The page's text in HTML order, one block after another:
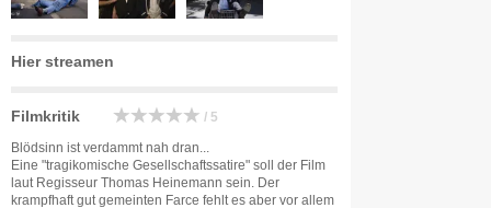
Hier streamen
Filmkritik / 5
Blödsinn ist verdammt nah dran...
Eine "tragikomische Gesellschaftssatire" soll der Film
laut Regisseur Thomas Heinemann sein. Der
krampfhaft gut gemeinten Farce fehlt es aber vor allem